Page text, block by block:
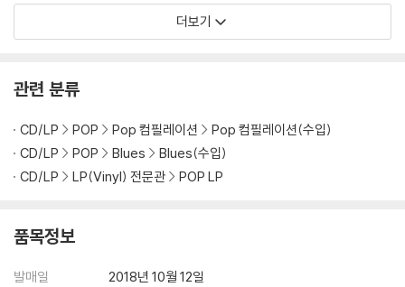
더보기
관련 분류
CD/LP POP Pop 컴필레이션
Pop 컴필레이션(수입)
CD/LP
POP Blues
Blues(수입)
CD/LP
LP(Vinyl) 전문관 POP LP
품목정보
발매일
2018년 10월 12일